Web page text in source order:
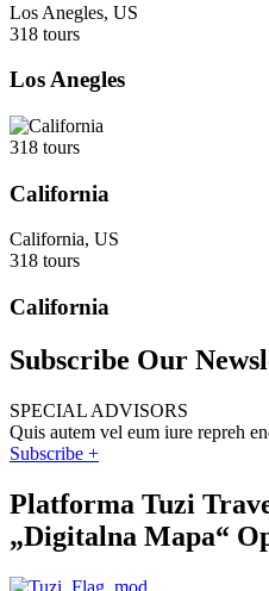
Los Anegles, US
318 tours
Los Anegles
318 tours
California
California, US
318 tours
California
Subscribe Our
SPECIAL ADVISORS
Quis autem vel eum iure repreh
Subscribe +
Platforma Tuzi
„Digitalna Mapa“